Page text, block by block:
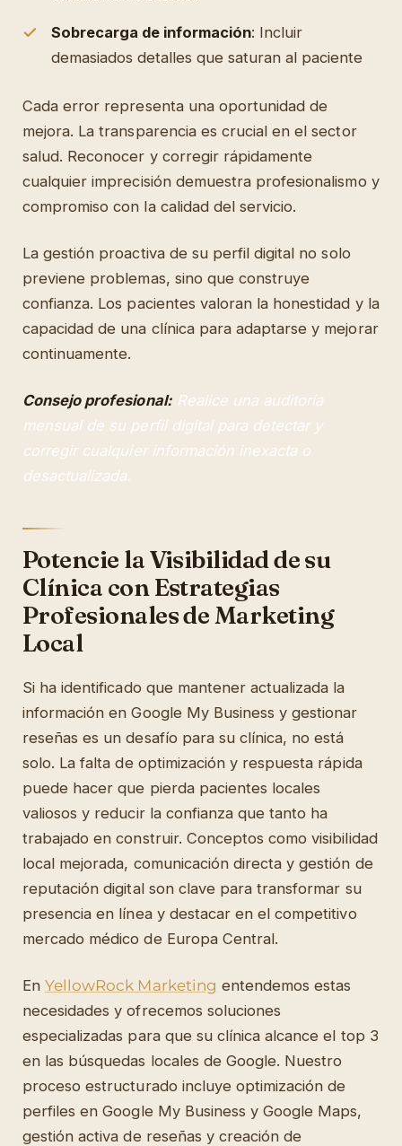
Sobrecarga de información: Incluir
demasiados detalles que saturan al paciente
Cada error representa una oportunidad de
mejora. La transparencia es crucial en el sector
salud. Reconocer y corregir rápidamente
cualquier imprecisión demuestra profesionalismo y
compromiso con la calidad del servicio.
La gestión proactiva de su perfil digital no solo
previene problemas, sino que construye
confianza. Los pacientes valoran la honestidad y la
capacidad de una clínica para adaptarse y mejorar
continuamente.
Consejo profesional: Realice una auditoría
mensual de su perfil digital para detectar y
corregir cualquier información inexacta o
desactualizada.
Potencie la Visibilidad de su
Clínica con Estrategias
Profesionales de Marketing
Local
Si ha identificado que mantener actualizada la
información en Google My Business y gestionar
reseñas es un desafío para su clínica, no está
solo. La falta de optimización y respuesta rápida
puede hacer que pierda pacientes locales
valiosos y reducir la confianza que tanto ha
trabajado en construir. Conceptos como visibilidad
local mejorada, comunicación directa y gestión de
reputación digital son clave para transformar su
presencia en línea y destacar en el competitivo
mercado médico de Europa Central.
EnYellowRock Marketing entendemos estas
necesidades y ofrecemos soluciones
especializadas para que su clínica alcance el top 3
en las búsquedas locales de Google. Nuestro
proceso estructurado incluye optimización de
perfiles en Google My Business y Google Maps,
gestión activa de reseñas y creación de